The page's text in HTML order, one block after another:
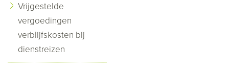
Vrijgestelde
vergoedingen
verblijfskosten bij
dienstreizen